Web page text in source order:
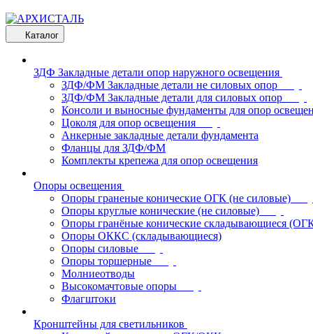
Каталог
ЗДФ Закладные детали опор наружного освещения
ЗДФ/ФМ Закладные детали не силовых опор
ЗДФ/ФМ Закладные детали для силовых опор
Консоли и выносные фундаменты для опор
Цоколя для опор освещения
Анкерные закладные детали фундамента
Фланцы для ЗДФ/ФМ
Комплекты крепежа для опор освещения
Опоры освещения
Опоры граненые конические ОГК (не силовые)
Опоры круглые конические (не силовые)
Опоры гранёные конические складывающиеся
Опоры ОККС (складывающиеся)
Опоры силовые
Опоры торшерные
Молниеотводы
Высокомачтовые опоры
Флагштоки
Кронштейны для светильников